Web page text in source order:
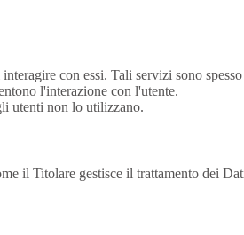
con essi. Tali servizi sono
l'interazione con l'utente.
utenti non lo utilizzano.
il Titolare gestisce il trattamento dei